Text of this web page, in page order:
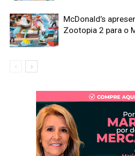
McDonald’s
Zootopia 2 para o